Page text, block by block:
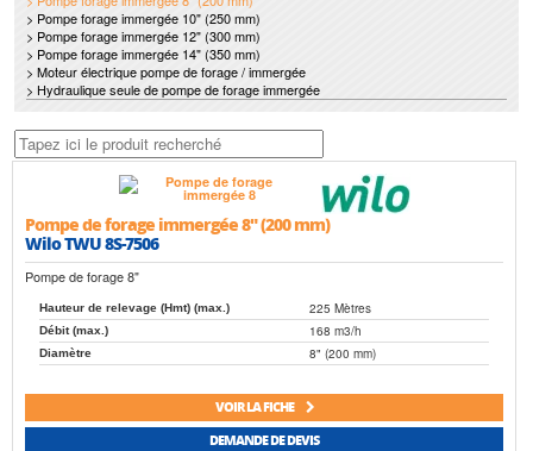
> Pompe forage immergée 10" (250 mm)
> Pompe forage immergée 12" (300 mm)
> Pompe forage immergée 14" (350 mm)
> Moteur électrique pompe de forage / immergée
> Hydraulique seule de pompe de forage immergée
Pompe de forage immergée 8" (200 mm)
Wilo TWU 8S-7506
Pompe de forage 8"
Hauteur de relevage (Hmt) (max.) 225 Mètres
Débit (max.) 168 m3/h
Diamètre 8" (200 mm)
VOIR LA FICHE
DEMANDE DE DEVIS